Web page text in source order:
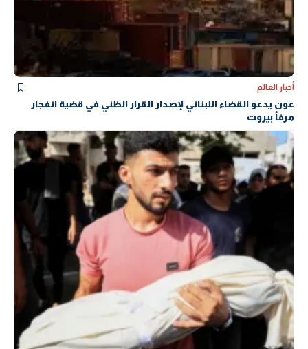
أخبار العالم
عون يدعو القضاء اللبناني لإصدار القرار الظني في قضية انفجار
مرفأ بيروت